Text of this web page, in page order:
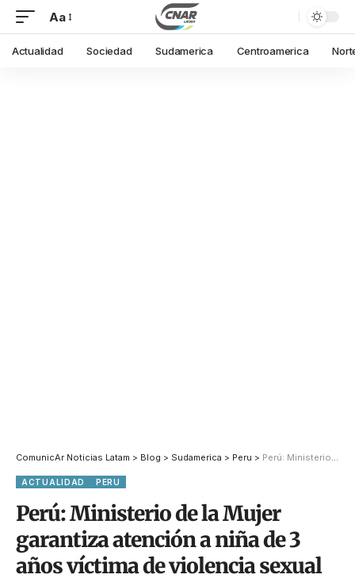
Aa
Actualidad Sociedad Sudamerica Centroamerica
ComunicAr Noticias Latam > Blog > Sudamerica > Peru > Perú: Ministerio de la Mujer garantiza atención a niña de 3 años víctima de violencia sexual
ACTUALIDAD PERU
Perú: Ministerio de la Mujer
garantiza atención a niña de 3
años víctima de violencia sexual